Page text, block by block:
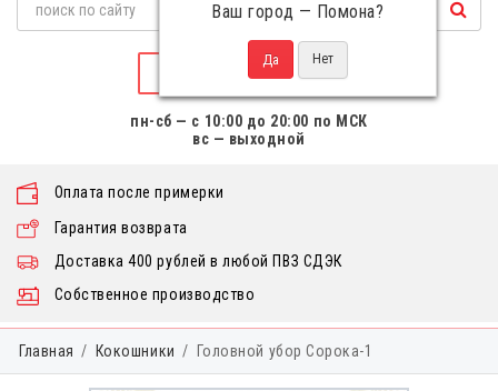
Ваш город — Помона?
НАПИСАТЬ НАМ
пн-сб — с 10:00 до 20:00 по МСК
вс — выходной
Собственное производство
Оплата после примерки
Гарантия возврата
Доставка 400 рублей в любой ПВЗ СДЭК
Главная Кокошники Головной убор Сорока-1